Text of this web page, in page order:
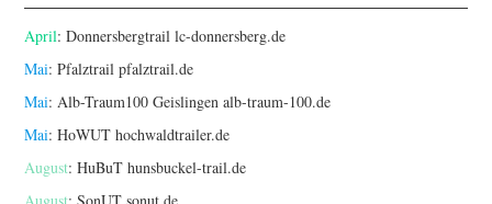
April: Donnersbergtraillc-donnersberg.de
Mai: Pfalztrailpfalztrail.de
Mai: Alb-Traum100 Geislingenalb-traum-100.de
Mai: HoWUThochwaldtrailer.de
August: HuBuThunsbuckel-trail.de
August: SonUTsonut.de